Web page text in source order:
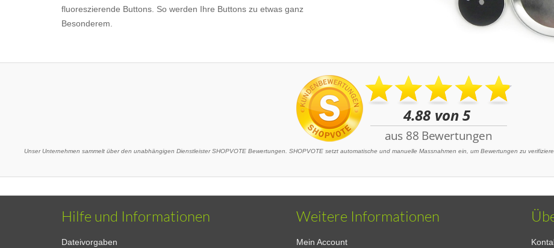
fluoreszierende Buttons. So werden Ihre Buttons zu etwas ganz
Besonderem.
Unser Unternehmen sammelt über den unabhängigen Dienstleister SHOPVOTE Bewertungen. SHOPVOTE setzt automatische und manuelle Massnahmen ein, um Bewertungen zu
Hilfe und Informationen
Dateivorgaben
Weitere Informationen
Mein Account